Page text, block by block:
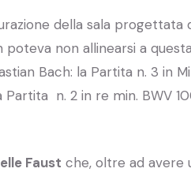
della sala progettata
poteva non allinearsi a questa
Bach: la Partita n. 3 in Mi
Partita n. 2 in re min. BWV
Faust che, oltre ad avere